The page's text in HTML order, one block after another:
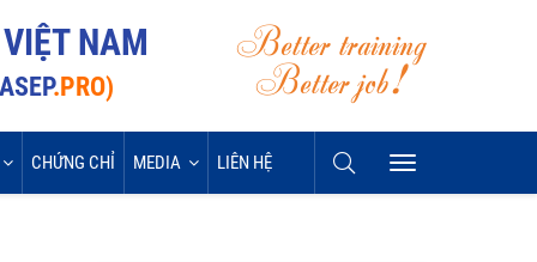
NAM
.PRO)
Better training
Better job!
CHỨNG CHỈ MEDIA LIÊN HỆ